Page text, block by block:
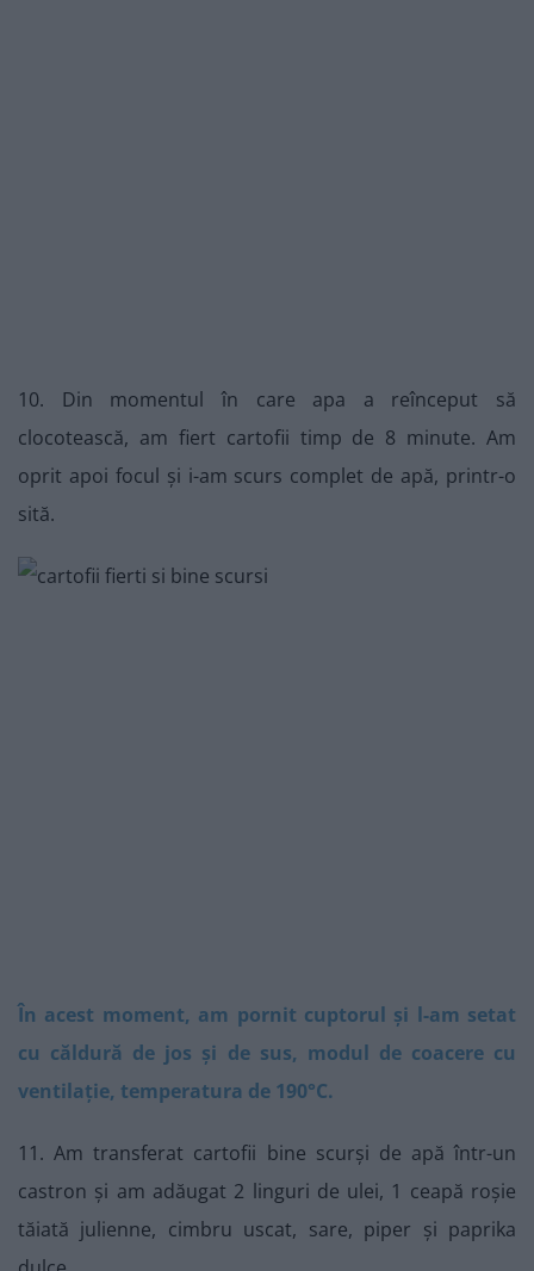
10. Din momentul în care apa a reînceput să
clocotească, am fiert cartofii timp de 8 minute. Am
oprit apoi focul și i-am scurs complet de apă, printr-o
sită.
În acest moment, am pornit cuptorul și l-am setat
cu căldură de jos și de sus, modul de coacere cu
ventilație, temperatura de 190°C.
11. Am transferat cartofii bine scurși de apă într-un
castron și am adăugat 2 linguri de ulei, 1 ceapă roșie
tăiată julienne, cimbru uscat, sare, piper și paprika